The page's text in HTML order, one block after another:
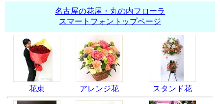
名古屋の花屋・丸の内フローラ
スマートフォントップページ
花束 アレンジ花 スタンド花